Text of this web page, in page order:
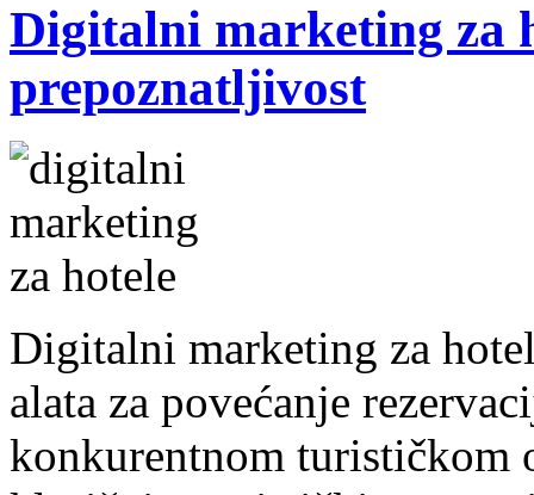
Digitalni marketing za
prepoznatljivost
Digitalni marketing za
alata za povećanje
konkurentnom turističkom